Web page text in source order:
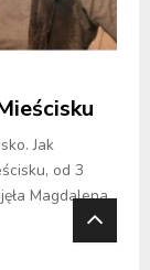
Jak
od 3
Magdalena